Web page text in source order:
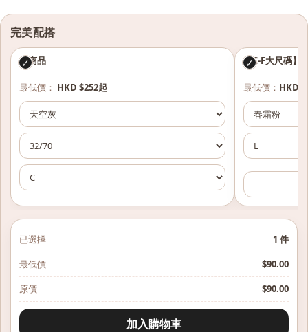
完美配搭
✓
本商品
最低價： HKD $252起
✓
【C-F大尺碼】
最低價： HKD
已選擇 1 件
最低價
$90.00
原價
$90.00
加入購物車